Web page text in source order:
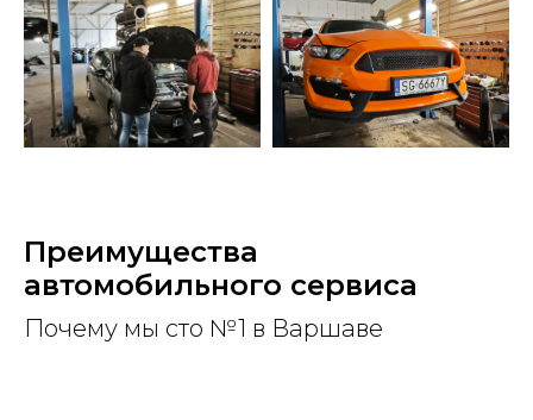
Преимущества
автомобильного сервиса
Почему мы сто №1 в Варшаве